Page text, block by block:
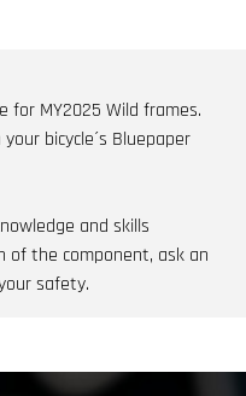
for MY2025 Wild frames.
bicycle´s Bluepaper
and skills
of the component, ask an
safety.